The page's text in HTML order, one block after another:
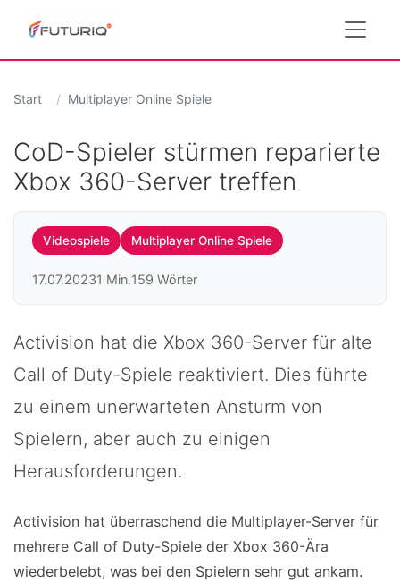
Start Multiplayer Online Spiele
CoD-Spieler stürmen reparierte
Xbox 360-Server treffen
Videospiele Multiplayer Online Spiele
17.07.20231 Min.159 Wörter
Activision hat die Xbox 360-Server für alte
Call of Duty-Spiele reaktiviert. Dies führte
zu einem unerwarteten Ansturm von
Spielern, aber auch zu einigen
Herausforderungen.
Activision hat überraschend die Multiplayer-Server für
mehrere Call of Duty-Spiele der Xbox 360-Ära
wiederbelebt, was bei den Spielern sehr gut ankam.